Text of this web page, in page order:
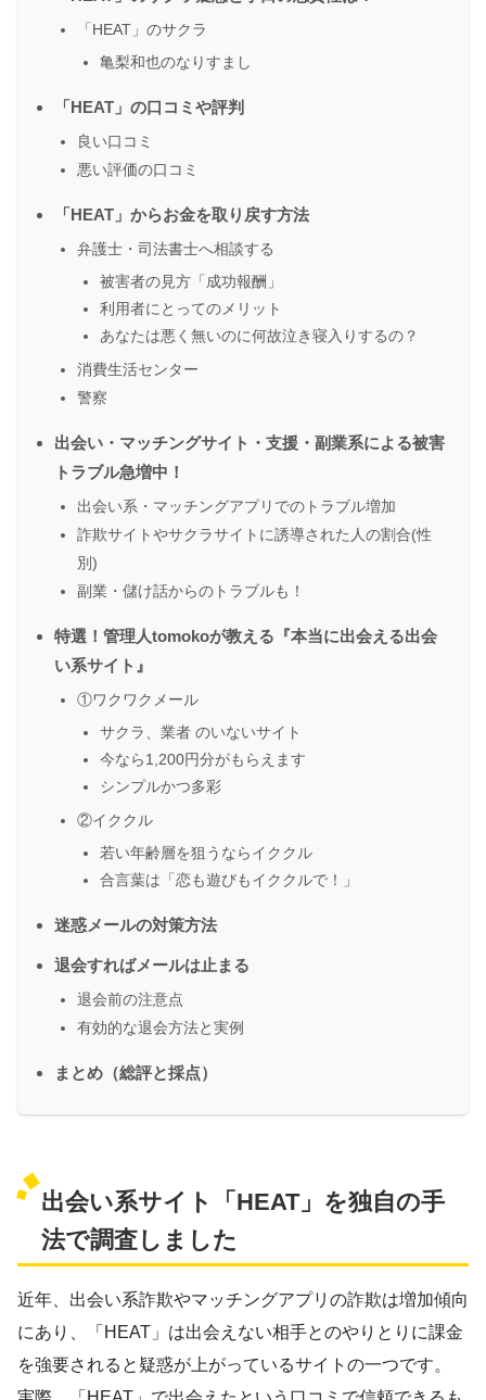
「HEAT」のサクラ
亀梨和也のなりすまし
「HEAT」の口コミや評判
良い口コミ
悪い評価の口コミ
「HEAT」からお金を取り戻す方法
弁護士・司法書士へ相談する
被害者の見方「成功報酬」
利用者にとってのメリット
あなたは悪く無いのに何故泣き寝入りするの？
消費生活センター
警察
出会い・マッチングサイト・支援・副業系による被害
トラブル急増中！
出会い系・マッチングアプリでのトラブル増加
詐欺サイトやサクラサイトに誘導された人の割合(性
別)
副業・儲け話からのトラブルも！
特選！管理人tomokoが教える『本当に出会える出会
い系サイト』
①ワクワクメール
サクラ、業者 のいないサイト
今なら1,200円分がもらえます
シンプルかつ多彩
②イククル
若い年齢層を狙うならイククル
合言葉は「恋も遊びもイククルで！」
迷惑メールの対策方法
退会すればメールは止まる
退会前の注意点
有効的な退会方法と実例
まとめ（総評と採点）
出会い系サイト「HEAT」を独自の手
法で調査しました
近年、出会い系詐欺やマッチングアプリの詐欺は増加傾向
にあり、「HEAT」は出会えない相手とのやりとりに課金
を強要されると疑惑が上がっているサイトの一つです。